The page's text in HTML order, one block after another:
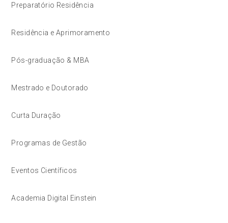
Preparatório Residência
Residência e Aprimoramento
Pós-graduação & MBA
Mestrado e Doutorado
Curta Duração
Programas de Gestão
Eventos Científicos
Academia Digital Einstein